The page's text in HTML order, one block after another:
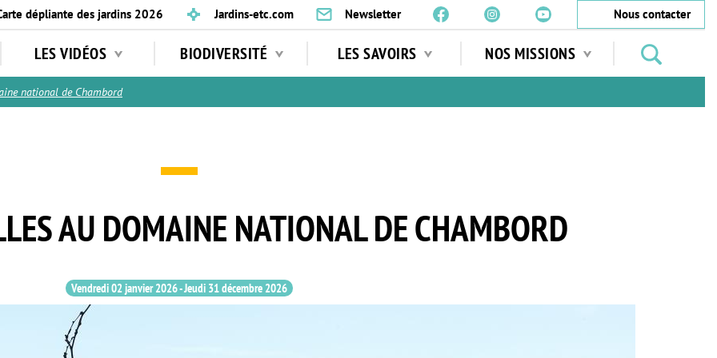
dépliante des jardins 2026 Jardins-etc.com Newsletter
Nous contacter
LES VIDÉOS BIODIVERSITÉ LES SAVOIRS NOS MISSIONS
jardins
national de Chambord
AU DOMAINE NATIONAL DE CHAMBORD
Vendredi 02 janvier 2026-Jeudi 31 décembre 2026